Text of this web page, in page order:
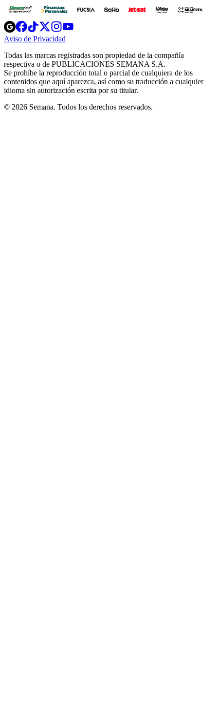
Opens
in
new
Opens
in
new
Opens
in
new
window
Opens
new
windowwindow
Aviso de Privacidad
new
window
Todas las marcas registradas son propiedad de la compañía
respectiva o de PUBLICACIONES SEMANA S.A.
Se prohíbe la reproducción total o parcial de cualquiera de los
contenidos que aquí aparezca, así como su traducción a cualquier
idioma sin autorización escrita por su titular.
© 2026 Semana. Todos los derechos reservados.